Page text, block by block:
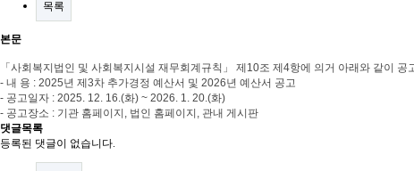
목록
본문
「 사회복지법인 및 사회복지시설 재무회계규칙 」 제 10조 제 4항에 의거 아래와 같이 공
- 내 용 : 2025년 제3차 추가경정 예산서 및 2026년 예산서 공고
- 공고일자 : 2025. 12. 16.(화) ~ 2026. 1. 20.(화)
- 공고장소 : 기관 홈페이지 , 법인 홈페이지 , 관내 게시판
댓글목록
등록된 댓글이 없습니다.